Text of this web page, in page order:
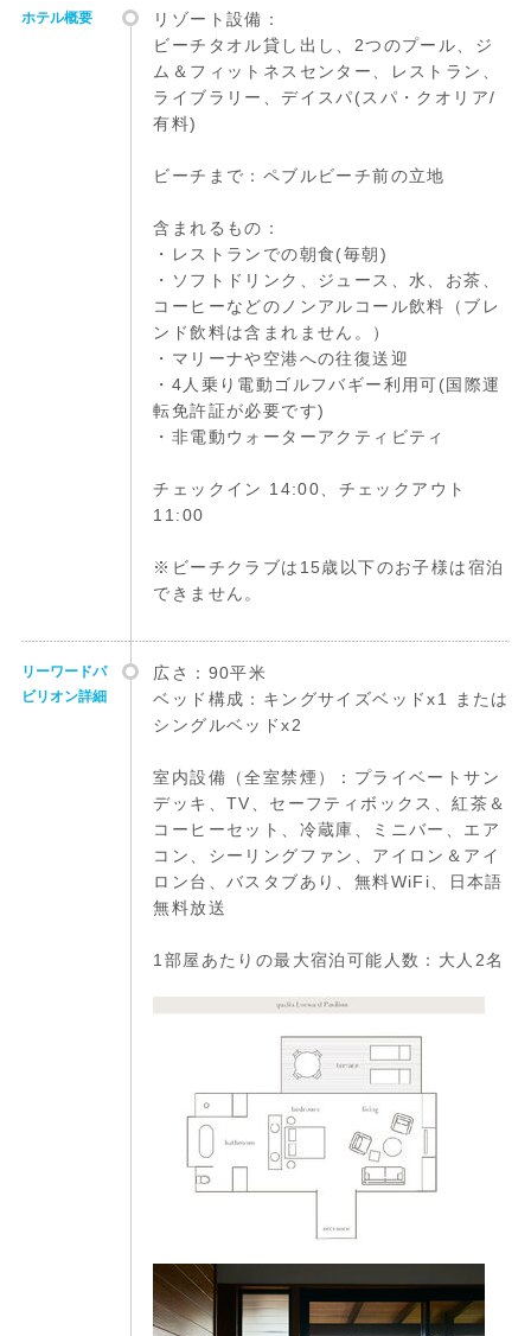
ホテル概要
リゾート設備：
ビーチタオル貸し出し、2つのプール、ジ
ム＆フィットネスセンター、レストラン、
ライブラリー、デイスパ(スパ・クオリア/
有料)
ビーチまで：ペブルビーチ前の立地
含まれるもの：
・レストランでの朝食(毎朝)
・ソフトドリンク、ジュース、水、お茶、
コーヒーなどのノンアルコール飲料（ブレ
ンド飲料は含まれません。）
・マリーナや空港への往復送迎
・4人乗り電動ゴルフバギー利用可(国際運
転免許証が必要です)
・非電動ウォーターアクティビティ
チェックイン 14:00、チェックアウト
11:00
※ビーチクラブは15歳以下のお子様は宿泊
できません。
リーワードパ
ビリオン詳細
広さ：90平米
ベッド構成：キングサイズベッドx1 または
シングルベッドx2
室内設備（全室禁煙）：プライベートサン
デッキ、TV、セーフティボックス、紅茶＆
コーヒーセット、冷蔵庫、ミニバー、エア
コン、シーリングファン、アイロン＆アイ
ロン台、バスタブあり、無料WiFi、日本語
無料放送
1部屋あたりの最大宿泊可能人数：大人2名